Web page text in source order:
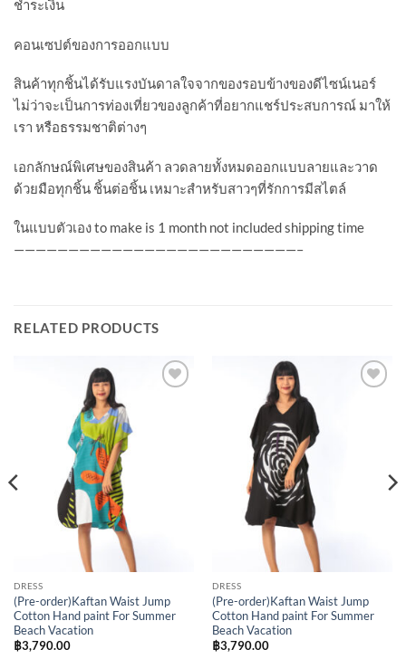
ชำระเงิน
คอนเซปต์ของการออกแบบ
สินค้าทุกชิ้นได้รับแรงบันดาลใจจากของรอบข้างของดีไซน์เนอร์
ไม่ว่าจะเป็นการท่องเที่ยวของลูกค้าที่อยากแชร์ประสบการณ์ มาให้
เรา หรือธรรมชาติต่างๆ
เอกลักษณ์พิเศษของสินค้า ลวดลายทั้งหมดออกแบบลายและวาด
ด้วยมือทุกชิ้น ชิ้นต่อชิ้น เหมาะสำหรับสาวๆที่รักการมีสไตล์
ในแบบตัวเอง to make is 1 month not included shipping time
——————————————————————————–
RELATED PRODUCTS
DRESS
(Pre-order)Kaftan Waist Jump
Cotton Hand paint For Summer
Beach Vacation
฿3,790.00
DRESS
(Pre-order)Kaftan Waist Jump
Cotton Hand paint For Summer
Beach Vacation
฿3,790.00